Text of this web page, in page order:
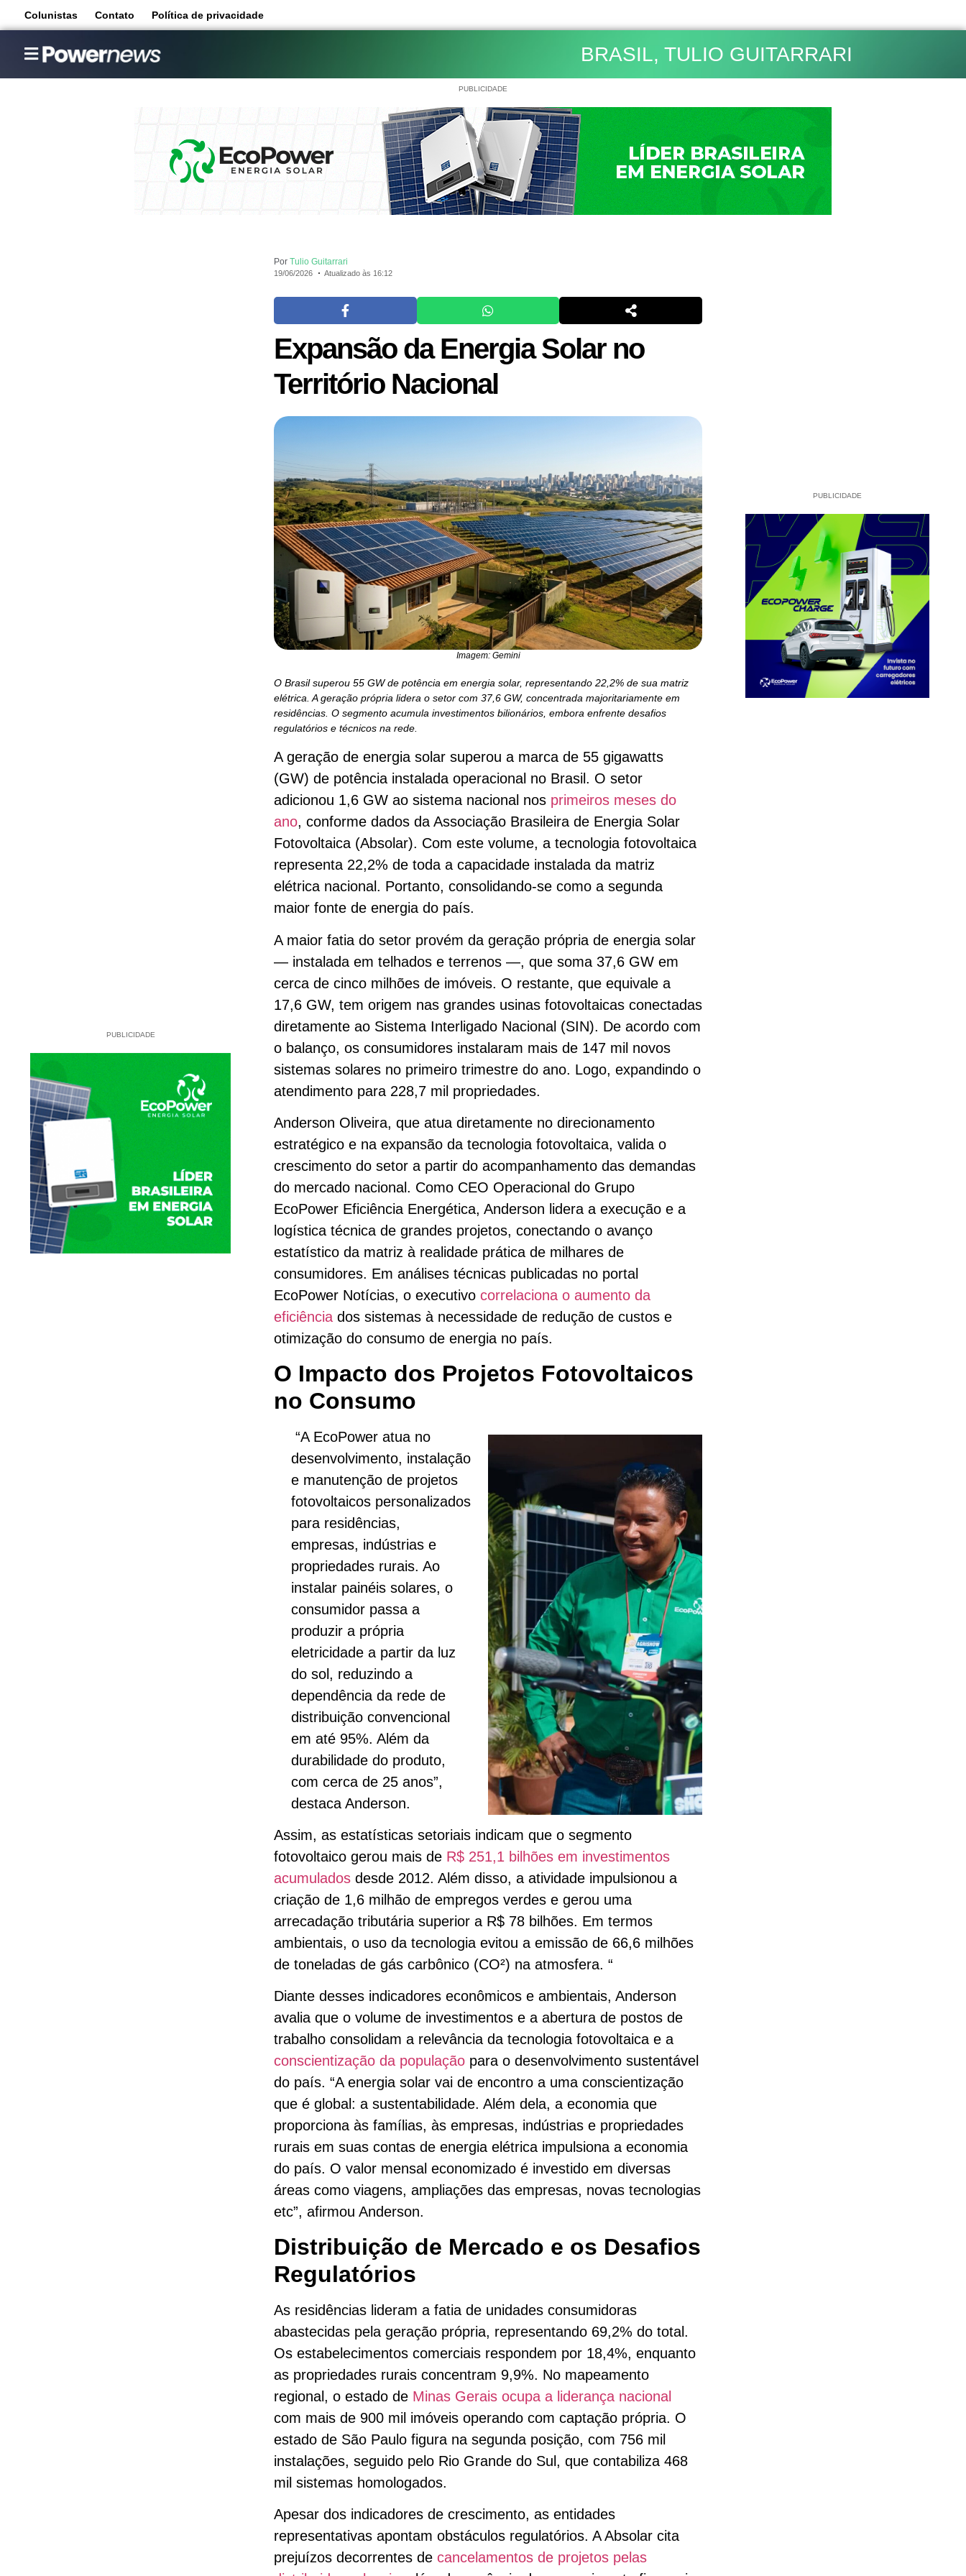
Colunistas Contato Política de privacidade
BRASIL, TULIO GUITARRARI
PUBLICIDADE
PUBLICIDADE
Por Tulio Guitarrari
19/06/2026 Atualizado às 16:12
Expansão da Energia Solar no
Território Nacional
Imagem: Gemini
O Brasil superou 55 GW de potência em energia solar, representando 22,2% de sua matriz
elétrica. A geração própria lidera o setor com 37,6 GW, concentrada majoritariamente em
residências. O segmento acumula investimentos bilionários, embora enfrente desafios
regulatórios e técnicos na rede.
A geração de energia solar superou a marca de 55 gigawatts
(GW) de potência instalada operacional no Brasil. O setor
adicionou 1,6 GW ao sistema nacional nos primeiros meses do
ano, conforme dados da Associação Brasileira de Energia Solar
Fotovoltaica (Absolar). Com este volume, a tecnologia fotovoltaica
representa 22,2% de toda a capacidade instalada da matriz
elétrica nacional. Portanto, consolidando-se como a segunda
maior fonte de energia do país.
A maior fatia do setor provém da geração própria de energia solar
— instalada em telhados e terrenos —, que soma 37,6 GW em
cerca de cinco milhões de imóveis. O restante, que equivale a
17,6 GW, tem origem nas grandes usinas fotovoltaicas conectadas
diretamente ao Sistema Interligado Nacional (SIN). De acordo com
o balanço, os consumidores instalaram mais de 147 mil novos
sistemas solares no primeiro trimestre do ano. Logo, expandindo o
atendimento para 228,7 mil propriedades.
Anderson Oliveira, que atua diretamente no direcionamento
estratégico e na expansão da tecnologia fotovoltaica, valida o
crescimento do setor a partir do acompanhamento das demandas
do mercado nacional. Como CEO Operacional do Grupo
EcoPower Eficiência Energética, Anderson lidera a execução e a
logística técnica de grandes projetos, conectando o avanço
estatístico da matriz à realidade prática de milhares de
consumidores. Em análises técnicas publicadas no portal
EcoPower Notícias, o executivocorrelaciona o aumento da
eficiência dos sistemas à necessidade de redução de custos e
otimização do consumo de energia no país.
O Impacto dos Projetos Fotovoltaicos
no Consumo
“A EcoPower atua no
desenvolvimento, instalação
e manutenção de projetos
fotovoltaicos personalizados
para residências,
empresas, indústrias e
propriedades rurais. Ao
instalar painéis solares, o
consumidor passa a
produzir a própria
eletricidade a partir da luz
do sol, reduzindo a
dependência da rede de
distribuição convencional
em até 95%. Além da
durabilidade do produto,
com cerca de 25 anos”,
destaca Anderson.
Assim, as estatísticas setoriais indicam que o segmento
fotovoltaico gerou mais de R$ 251,1 bilhões em investimentos
acumulados desde 2012. Além disso, a atividade impulsionou a
criação de 1,6 milhão de empregos verdes e gerou uma
arrecadação tributária superior a R$ 78 bilhões. Em termos
ambientais, o uso da tecnologia evitou a emissão de 66,6 milhões
de toneladas de gás carbônico (CO²) na atmosfera. “
Diante desses indicadores econômicos e ambientais, Anderson
avalia que o volume de investimentos e a abertura de postos de
trabalho consolidam a relevância da tecnologia fotovoltaica e a
conscientização da população para o desenvolvimento sustentável
do país. “A energia solar vai de encontro a uma conscientização
que é global: a sustentabilidade. Além dela, a economia que
proporciona às famílias, às empresas, indústrias e propriedades
rurais em suas contas de energia elétrica impulsiona a economia
do país. O valor mensal economizado é investido em diversas
áreas como viagens, ampliações das empresas, novas tecnologias
etc”, afirmou Anderson.
Distribuição de Mercado e os Desafios
Regulatórios
As residências lideram a fatia de unidades consumidoras
abastecidas pela geração própria, representando 69,2% do total.
Os estabelecimentos comerciais respondem por 18,4%, enquanto
as propriedades rurais concentram 9,9%. No mapeamento
regional, o estado de Minas Gerais ocupa a liderança nacional
com mais de 900 mil imóveis operando com captação própria. O
estado de São Paulo figura na segunda posição, com 756 mil
instalações, seguido pelo Rio Grande do Sul, que contabiliza 468
mil sistemas homologados.
Apesar dos indicadores de crescimento, as entidades
representativas apontam obstáculos regulatórios. A Absolar cita
prejuízos decorrentes decancelamentos de projetos pelas
PUBLICIDADE